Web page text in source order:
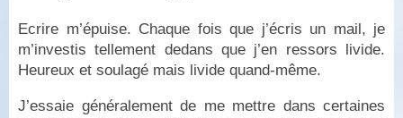
Ecrire m’épuise. Chaque fois que j’écris un mail, je
m’investis tellement dedans que j’en ressors livide.
Heureux et soulagé mais livide quand-même.
J’essaie généralement de me mettre dans certaines